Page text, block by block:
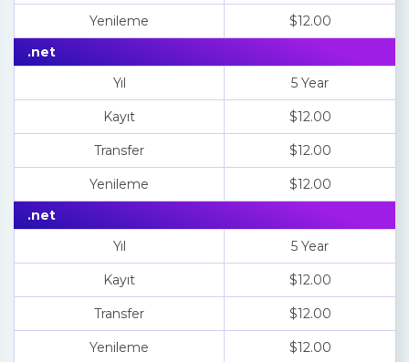
Yenileme
$12.00
.net
Yıl
5 Year
Kayıt $12.00
Transfer $12.00
Yenileme
$12.00
.net
Yıl
5 Year
Kayıt $12.00
Transfer $12.00
Yenileme
$12.00